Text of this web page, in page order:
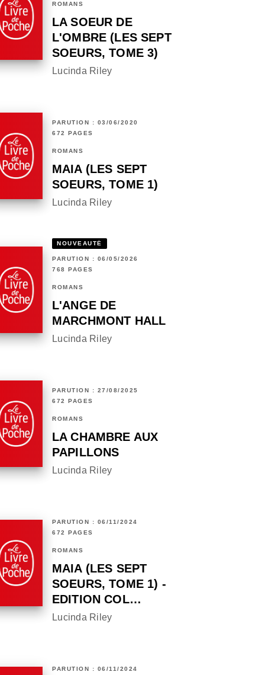
ROMANS
LA SOEUR DE
L'OMBRE (LES SEPT
SOEURS, TOME 3)
Lucinda Riley
PARUTION : 03/06/2020
672 PAGES
ROMANS
MAIA (LES SEPT
SOEURS, TOME 1)
Lucinda Riley
NOUVEAUTÉ
PARUTION : 06/05/2026
768 PAGES
ROMANS
L'ANGE DE
MARCHMONT HALL
Lucinda Riley
PARUTION : 27/08/2025
672 PAGES
ROMANS
LA CHAMBRE AUX
PAPILLONS
Lucinda Riley
PARUTION : 06/11/2024
672 PAGES
ROMANS
MAIA (LES SEPT
SOEURS, TOME 1) -
EDITION COL…
Lucinda Riley
PARUTION : 06/11/2024